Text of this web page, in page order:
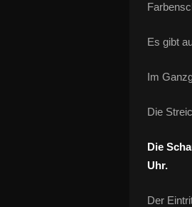
Es gibt
Im
Die
Die
Uhr.
Der